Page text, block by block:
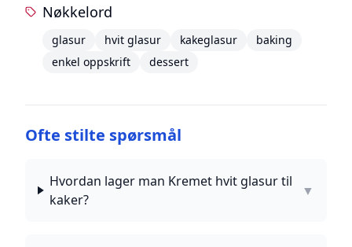
Nøkkelord
glasur hvit glasur kakeglasur
baking
enkel oppskrift
dessert
Ofte stilte spørsmål
Hvordan lager man Kremet hvit glasur til
kaker?
▼